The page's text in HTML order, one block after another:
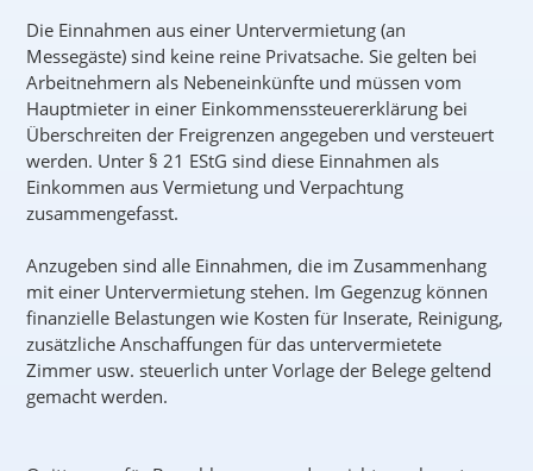
Die Einnahmen aus einer Untervermietung (an
Messegäste) sind keine reine Privatsache. Sie gelten bei
Arbeitnehmern als Nebeneinkünfte und müssen vom
Hauptmieter in einer Einkommenssteuererklärung bei
Überschreiten der Freigrenzen angegeben und versteuert
werden. Unter § 21 EStG sind diese Einnahmen als
Einkommen aus Vermietung und Verpachtung
zusammengefasst.
Anzugeben sind alle Einnahmen, die im Zusammenhang
mit einer Untervermietung stehen. Im Gegenzug können
finanzielle Belastungen wie Kosten für Inserate, Reinigung,
zusätzliche Anschaffungen für das untervermietete
Zimmer usw. steuerlich unter Vorlage der Belege geltend
gemacht werden.